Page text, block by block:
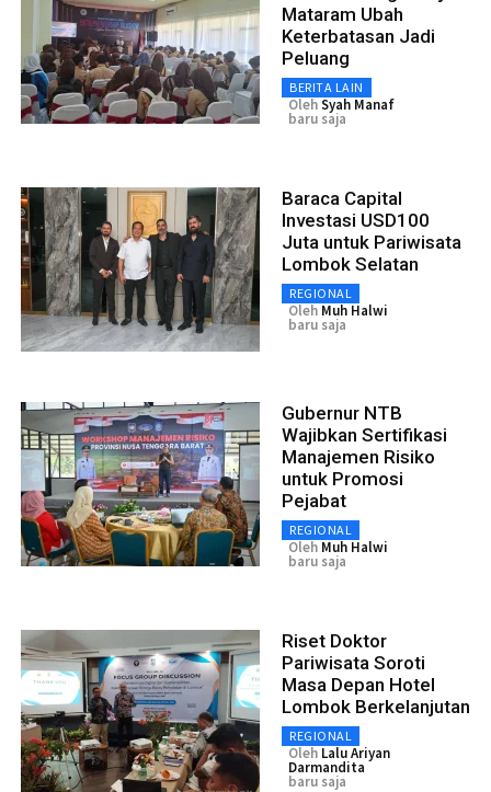
Mataram Ubah
Keterbatasan Jadi
Peluang
BERITA LAIN
OlehSyah Manaf
baru saja
Baraca Capital
Investasi USD100
Juta untuk Pariwisata
Lombok Selatan
REGIONAL
Oleh Muh Halwi
baru saja
Gubernur NTB
Wajibkan Sertifikasi
Manajemen Risiko
untuk Promosi
Pejabat
REGIONAL
Oleh Muh Halwi
baru saja
Riset Doktor
Pariwisata Soroti
Masa Depan Hotel
Lombok Berkelanjutan
REGIONAL
Oleh Lalu Ariyan
Darmandita
baru saja